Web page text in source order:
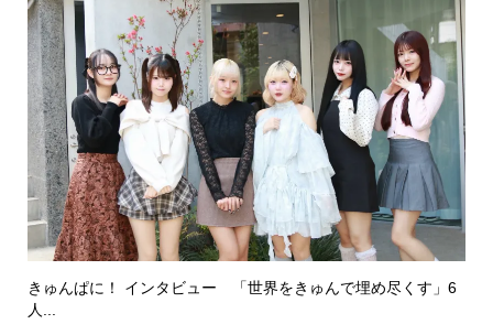
きゅんぱに！ インタビュー 「世界をきゅんで埋め尽くす」6
人...